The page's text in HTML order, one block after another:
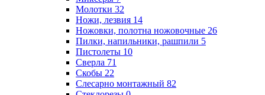
Молотки 32
Ножи, лезвия 14
Ножовки, полотна ножовочные 26
Пилки, напильники, рашпили 5
Пистолеты 10
Сверла 71
Скобы 22
Слесарно монтажный 82